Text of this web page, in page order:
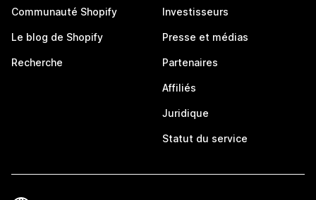
Communauté Shopify
Le blog de Shopify
Recherche
Investisseurs
Presse et médias
Partenaires
Affiliés
Juridique
Statut du service